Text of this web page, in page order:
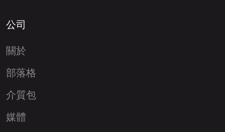
公司
關於
部落格
介質包
媒體